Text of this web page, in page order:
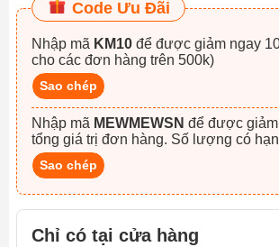
Code Ưu Đãi
Nhập mã KM10
cho các đơn hàng trên 500k)
Sao chép
Nhập mã MEWMEWSN
tổng giá trị đơn hàng. Số lượng có hạn
Sao chép
Chỉ có tại cửa hàng